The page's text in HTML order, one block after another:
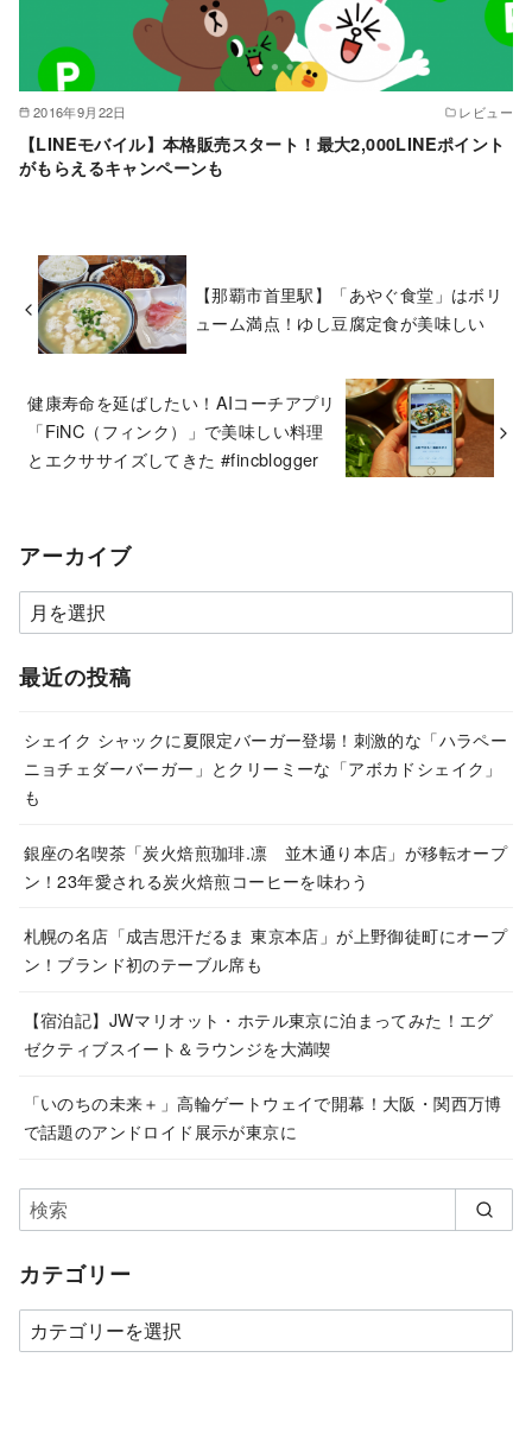
2016年9月22日 レビュー
【LINEモバイル】本格販売スタート！最大2,000LINEポイント
がもらえるキャンペーンも
【那覇市首里駅】「あやぐ食堂」はボリ
ューム満点！ゆし豆腐定食が美味しい
健康寿命を延ばしたい！AIコーチアプリ
「FiNC（フィンク）」で美味しい料理
とエクササイズしてきた #fincblogger
アーカイブ
ア
ー
カ
ブ
最近の投稿
シェイク シャックに夏限定バーガー登場！刺激的な「ハラペー
ニョチェダーバーガー」とクリーミーな「アボカドシェイク」
も
銀座の名喫茶「炭火焙煎珈琲.凛 並木通り本店」が移転オープ
ン！23年愛される炭火焙煎コーヒーを味わう
札幌の名店「成吉思汗だるま 東京本店」が上野御徒町にオープ
ン！ブランド初のテーブル席も
【宿泊記】JWマリオット・ホテル東京に泊まってみた！エグ
ゼクティブスイート＆ラウンジを大満喫
「いのちの未来＋」高輪ゲートウェイで開幕！大阪・関西万博
で話題のアンドロイド展示が東京に
カテゴリー
カ
テ